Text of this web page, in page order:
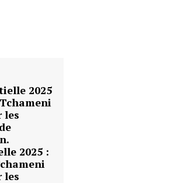
2025 :
les